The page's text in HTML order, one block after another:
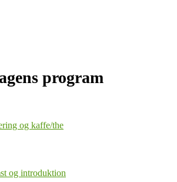
program
og kaffe/the
og introduktion